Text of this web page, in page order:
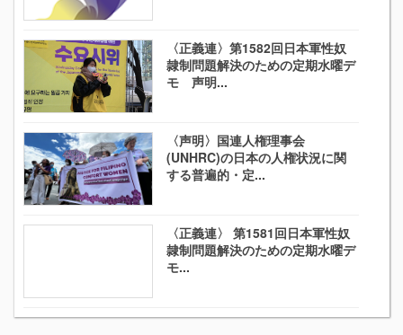
〈正義連〉第1582回日本軍性奴
隷制問題解決のための定期水曜デ
モ 声明...
〈声明〉国連人権理事会
(UNHRC)の日本の人権状況に関
する普遍的・定...
〈正義連〉 第1581回日本軍性奴
隷制問題解決のための定期水曜デ
モ...